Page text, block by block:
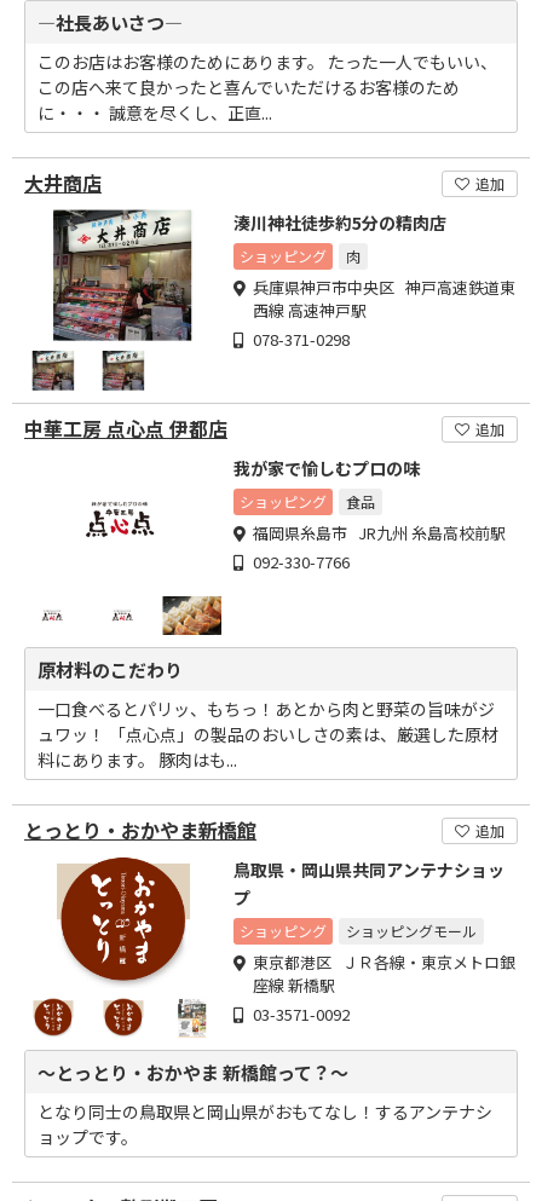
―社長あいさつ―
このお店はお客様のためにあります。 たった一人でもいい、
この店へ来て良かったと喜んでいただけるお客様のため
に・・・ 誠意を尽くし、正直...
大井商店 追加
湊川神社徒歩約5分の精肉店
ショッピング 肉
兵庫県神戸市中央区 神戸高速鉄道東
西線 高速神戸駅
078-371-0298
中華工房 点心点 伊都店 追加
我が家で愉しむプロの味
ショッピング 食品
福岡県糸島市 JR九州 糸島高校前駅
092-330-7766
原材料のこだわり
一口食べるとパリッ、もちっ！あとから肉と野菜の旨味がジ
ュワッ！ 「点心点」の製品のおいしさの素は、厳選した原材
料にあります。 豚肉はも...
とっとり・おかやま新橋館 追加
鳥取県・岡山県共同アンテナショッ
プ
ショッピング ショッピングモール
東京都港区 ＪＲ各線・東京メトロ銀
座線 新橋駅
03-3571-0092
～とっとり・おかやま 新橋館って？～
となり同士の鳥取県と岡山県がおもてなし！するアンテナシ
ョップです。